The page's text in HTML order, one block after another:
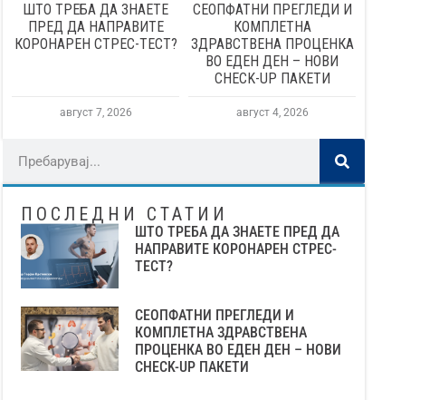
ШТО ТРЕБА ДА ЗНАЕТЕ
ПРЕД ДА НАПРАВИТЕ
КОРОНАРЕН СТРЕС-ТЕСТ?
август 7, 2026
СЕОПФАТНИ ПРЕГЛЕДИ И
КОМПЛЕТНА
ЗДРАВСТВЕНА ПРОЦЕНКА
ВО ЕДЕН ДЕН – НОВИ
CHECK-UP ПАКЕТИ
август 4, 2026
ПОСЛЕДНИ СТАТИИ
ШТО ТРЕБА ДА ЗНАЕТЕ ПРЕД ДА
НАПРАВИТЕ КОРОНАРЕН СТРЕС-
ТЕСТ?
СЕОПФАТНИ ПРЕГЛЕДИ И
КОМПЛЕТНА ЗДРАВСТВЕНА
ПРОЦЕНКА ВО ЕДЕН ДЕН – НОВИ
CHECK-UP ПАКЕТИ